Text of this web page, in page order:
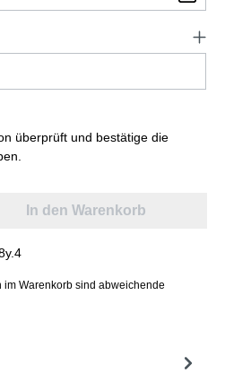
überprüft und bestätige die
In den Warenkorb
Warenkorb sind abweichende